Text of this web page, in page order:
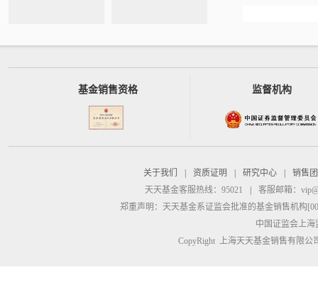
基金销售资格 监督机构
关于我们 资质证明 研究中心
销售
天天基金客服热线：95021
客服邮箱：
郑重声明： 天天基金系证监会批准的基金销售机构
中国证监会上
CopyRight 上海天天基金销售有限